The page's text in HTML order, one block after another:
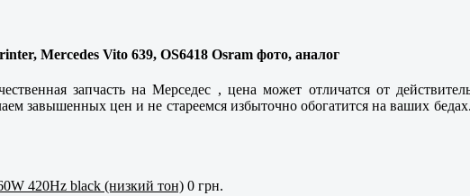
Mercedes Vito 639, OS6418 Osram фото, аналог
запчасть на Мерседес , цена может отличатся от
завышенных цен и не стареемся избыточно обогатится на ваших
420Hz black (низкий тон) 0 грн.